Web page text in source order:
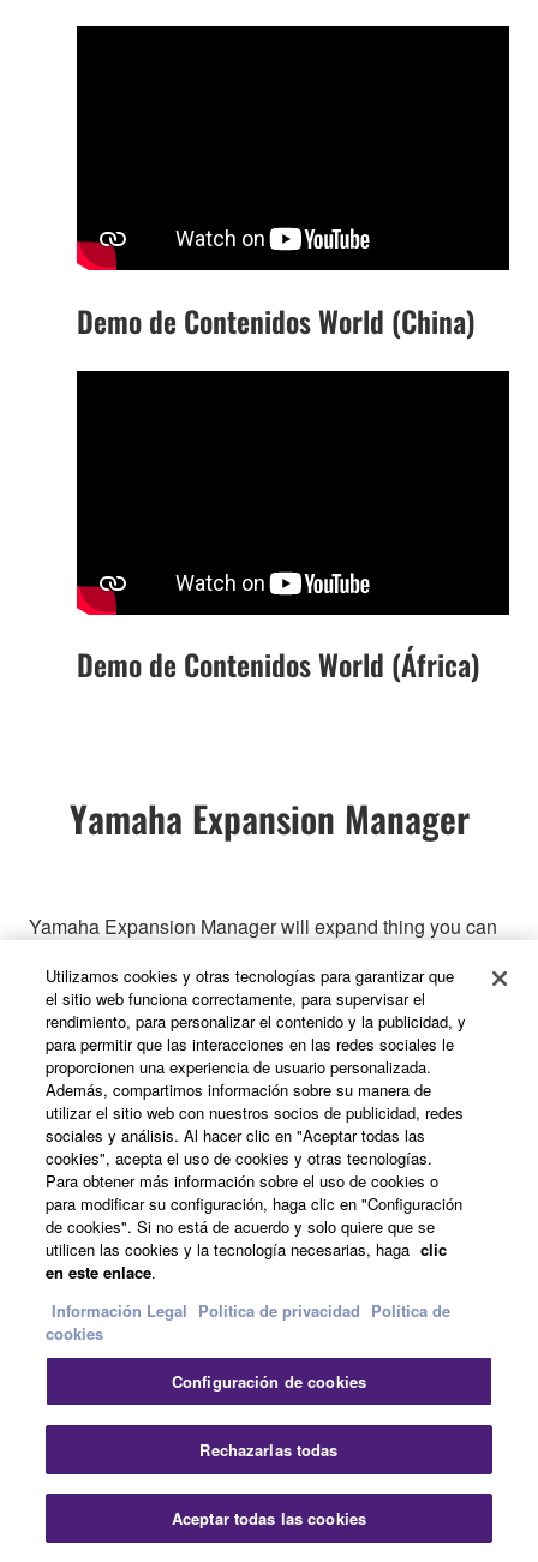
Demo de Contenidos World (China)
Demo de Contenidos World (África)
Yamaha Expansion Manager
Yamaha Expansion Manager will expand thing you can
Management, Arrange the Voice and Expansion packs
and more.
Yamaha Expansion Manager
Ampliación de voz y estilo
Voice & Style Expansion Packs enable you to customize
the PSR with a wide range of additional content from all
over the world. When loaded into the keyboard, you can
instantly access authentic new sounds, rhythms and
backing in the musical style of your choice.
Utilizamos cookies y otras tecnologías para garantizar que
el sitio web funciona correctamente, para supervisar el
rendimiento, para personalizar el contenido y la publicidad, y
para permitir que las interacciones en las redes sociales le
proporcionen una experiencia de usuario personalizada.
Además, compartimos información sobre su manera de
utilizar el sitio web con nuestros socios de publicidad, redes
sociales y análisis. Al hacer clic en "Aceptar todas las
cookies", acepta el uso de cookies y otras tecnologías.
Para obtener más información sobre el uso de cookies o
para modificar su configuración, haga clic en "Configuración
de cookies". Si no está de acuerdo y solo quiere que se
utilicen las cookies y la tecnología necesarias, haga clic
en este enlace.
Información Legal Politica de privacidad Política de
cookies
Configuración de cookies
Rechazarlas todas
Aceptar todas las cookies